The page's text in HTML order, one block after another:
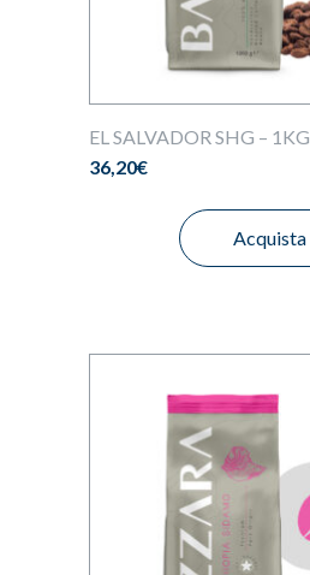
EL SALVADOR SHG – 1KG
36,20€
Acquista